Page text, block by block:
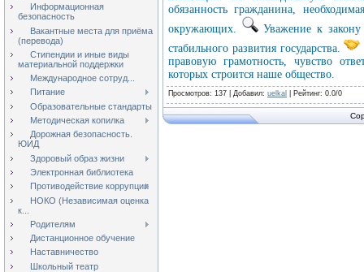
Информационная
безопасность
Вакантные места для приёма
(перевода)
Стипендии и иные виды
материальной поддержки
Международное сотруд...
Питание
Образовательные стандарты
Методическая копилка
Дорожная безопасность.
ЮИД
Здоровый образ жизни
Электронная библиотека
Противодействие коррупции
НОКО (Независимая оценка
к...
Родителям
Дистанционное обучение
Наставничество
Школьный театр
обязанность гражданина,
окружающих.
Уважение к закону
стабильного развития государства.
правовую грамотность, чувство
которых строится наше общество.
Просмотров: 137 | Добавил: uelkal Рейтинг: 0.0/0